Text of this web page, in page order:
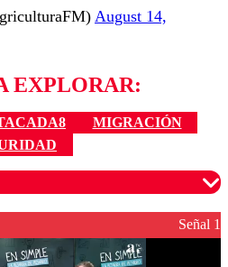
August 14,
EXPLORAR:
MIGRACIÓN
para garantizar un
respetuoso.
Señal 1